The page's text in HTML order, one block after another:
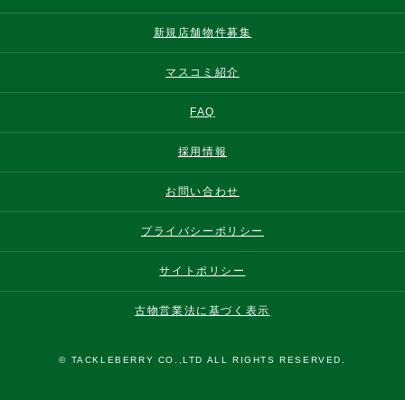
新規店舗物件募集
マスコミ紹介
FAQ
採用情報
お問い合わせ
プライバシーポリシー
サイトポリシー
古物営業法に基づく表示
© TACKLEBERRY CO.,LTD ALL RIGHTS RESERVED.